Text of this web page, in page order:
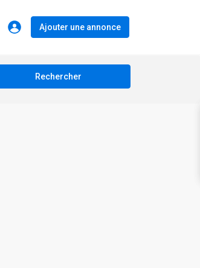
Ajouter une annonce